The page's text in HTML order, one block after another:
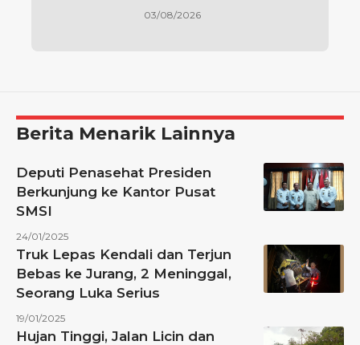
03/08/2026
Berita Menarik Lainnya
Deputi Penasehat Presiden
Berkunjung ke Kantor Pusat
SMSI
24/01/2025
Truk Lepas Kendali dan Terjun
Bebas ke Jurang, 2 Meninggal,
Seorang Luka Serius
19/01/2025
Hujan Tinggi, Jalan Licin dan